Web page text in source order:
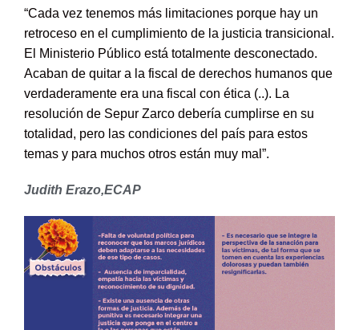
“Cada vez tenemos más limitaciones porque hay un
retroceso en el cumplimiento de la justicia transicional.
El Ministerio Público está totalmente desconectado.
Acaban de quitar a la fiscal de derechos humanos que
verdaderamente era una fiscal con ética (..). La
resolución de Sepur Zarco debería cumplirse en su
totalidad, pero las condiciones del país para estos
temas y para muchos otros están muy mal”.
Judith Erazo,ECAP